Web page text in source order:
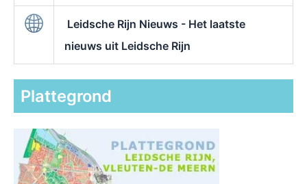
Leidsche Rijn Nieuws - Het laatste
nieuws uit Leidsche Rijn
Plattegrond